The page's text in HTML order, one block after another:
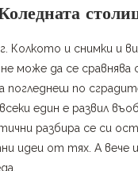
и снимки и
може да се сравнява
по
един е развил
разбира се си
идеи от тях. А вече